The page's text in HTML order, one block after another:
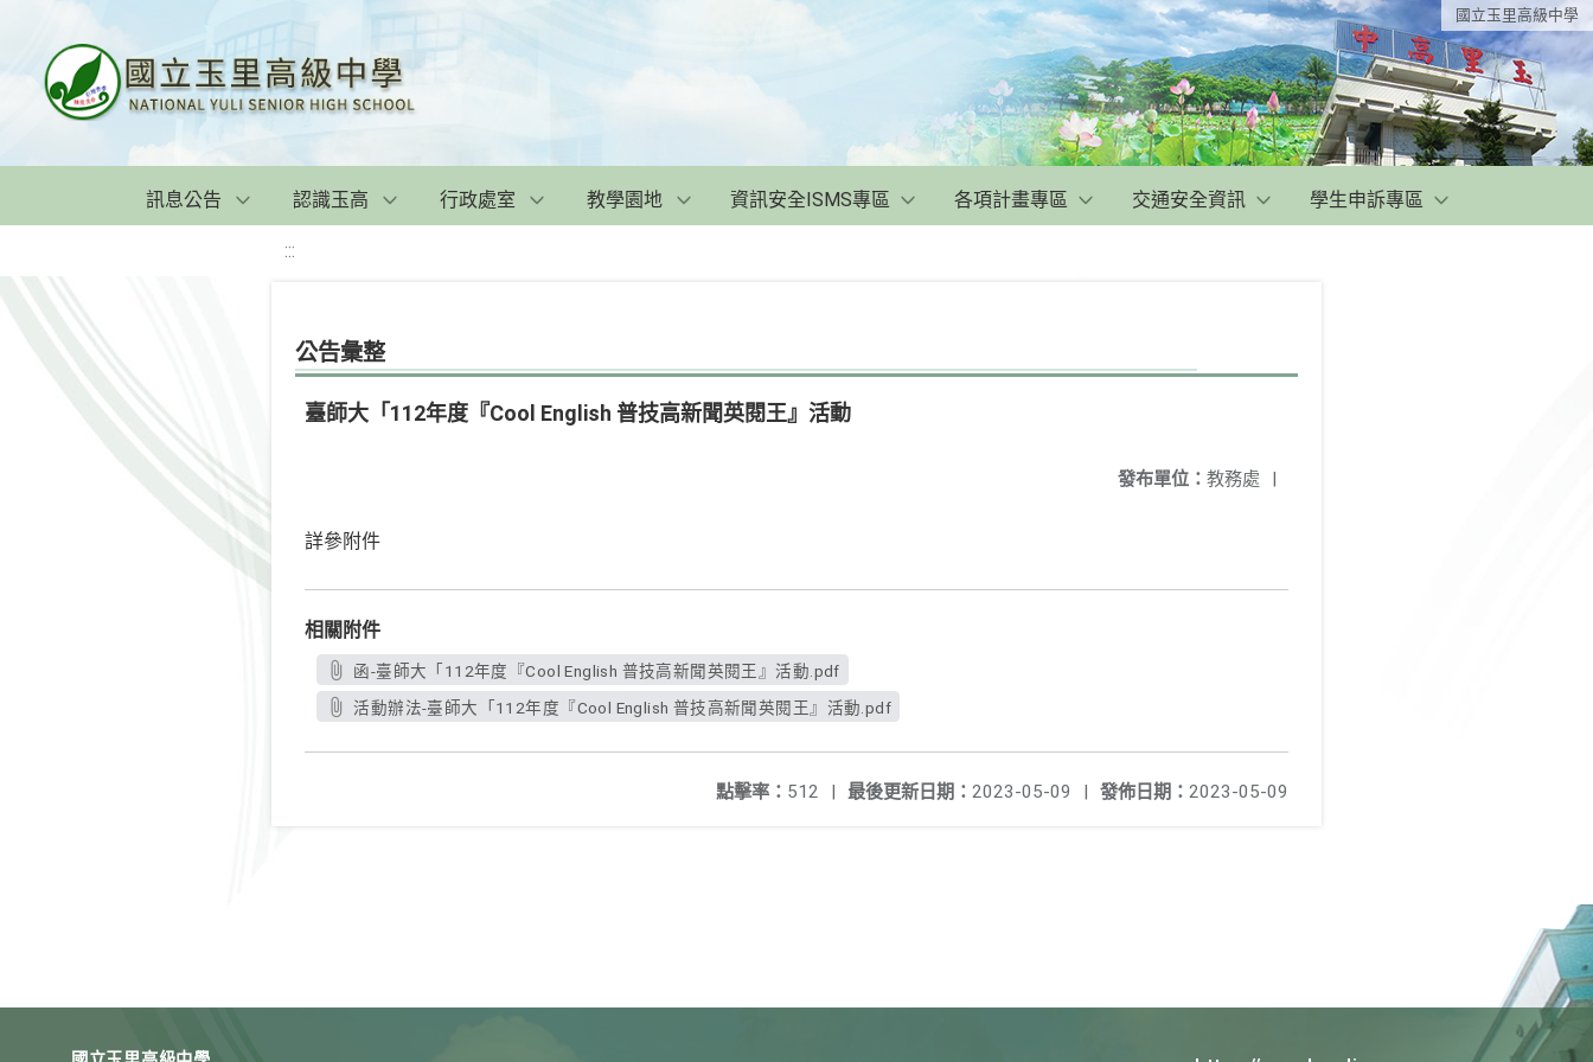
國立玉里高級中學
訊息公告 認識玉高 行政處室 教學園地 資訊安全ISMS專區 各項計畫專區 交通安全資訊 學生申訴專區
:::
公告彙整
臺師大「112年度『Cool English 普技高新聞英閱王』活動
發布單位： 教務處 |
詳參附件
相關附件
函-臺師大「112年度『Cool English 普技高新聞英閱王』活動.pdf
活動辦法-臺師大「112年度『Cool English 普技高新聞英閱王』活動.pdf
發佈日期： 2023-05-09
最後更新日期： 2023-05-09 |
點擊率： 512 |